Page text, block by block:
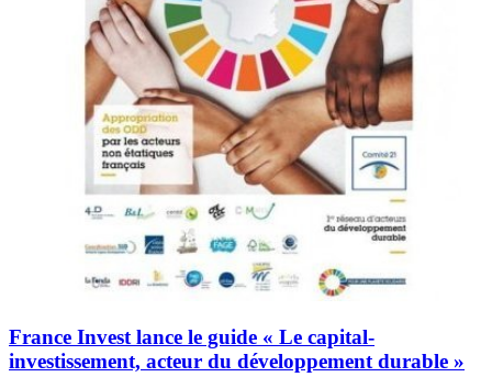
France Invest lance le guide « Le capital-
investissement, acteur du développement durable »